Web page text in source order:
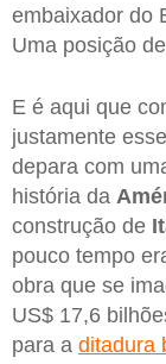
embaixador do
Uma posição
E é aqui que
justamente esse
depara com
história da
construção de
pouco tempo
obra que se
US$ 17,6
para a ditadura